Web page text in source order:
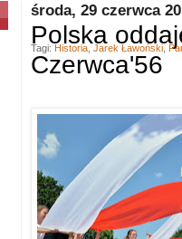
środa, 29 czerwca
Polska
Czerwca'56
Tagi: Historia Jarek Ławoński